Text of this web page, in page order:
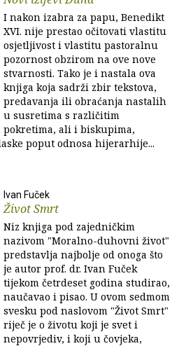
I nakon izabra za papu, Benedikt
XVI. nije prestao očitovati vlastitu
osjetljivost i vlastitu pastoralnu
pozornost obzirom na ove nove
stvarnosti. Tako je i nastala ova
knjiga koja sadrži zbir tekstova,
predavanja ili obraćanja nastalih
u susretima s različitim
pokretima, ali i biskupima,
poput odnosa hijerarhije...
Ivan Fuček
Život Smrt
Niz knjiga pod zajedničkim
nazivom "Moralno-duhovni život"
predstavlja najbolje od onoga što
je autor prof. dr. Ivan Fuček
tijekom četrdeset godina studirao,
naučavao i pisao. U ovom sedmom
svesku pod naslovom "Život Smrt"
riječ je o životu koji je svet i
nepovrjediv, i koji u čovjeka,